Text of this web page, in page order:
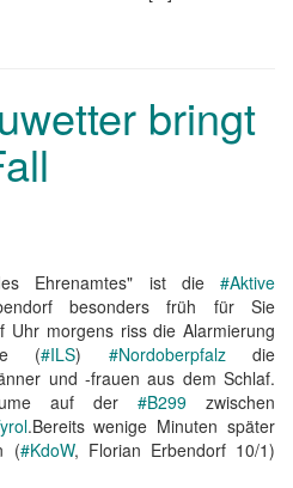
bringt
Ehrenamtes" ist die #Aktive
besonders früh für Sie
Uhr morgens riss die Alarmierung
(#ILS) #Nordoberpfalzdie
und -frauen aus dem Schlaf.
auf der #B299 zwischen
.Bereits wenige Minuten später
(#KdoW, Florian Erbendorf 10/1)